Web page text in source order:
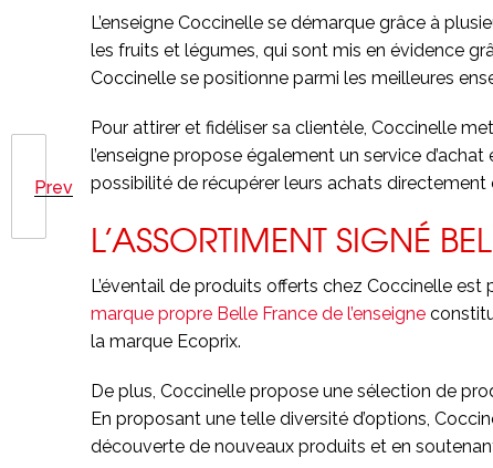
Prev
L’enseigne Coccinelle se démarque grâce à
les fruits et légumes, qui sont mis en évidence
Coccinelle se positionne parmi les meilleures
Pour attirer et fidéliser sa clientèle, Coccinelle
l’enseigne propose également un service
possibilité de récupérer leurs achats
L’ASSORTIMENT SIGNÉ
L’éventail de produits offerts chez Coccinelle
marque propre Belle France de l’enseigne
la marque Ecoprix.
De plus, Coccinelle propose une sélection de
En proposant une telle diversité d’options,
découverte de nouveaux produits et en